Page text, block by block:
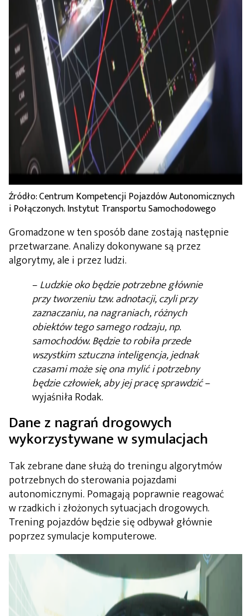
Źródło: Centrum Kompetencji Pojazdów Autonomicznych
i Połączonych. Instytut Transportu Samochodowego
Gromadzone w ten sposób dane zostają następnie
przetwarzane. Analizy dokonywane są przez
algorytmy, ale i przez ludzi.
–Ludzkie oko będzie potrzebne głównie
przy tworzeniu tzw. adnotacji, czyli przy
zaznaczaniu, na nagraniach, różnych
obiektów tego samego rodzaju, np.
samochodów. Będzie to robiła przede
wszystkim sztuczna inteligencja, jednak
czasami może się ona mylić i potrzebny
będzie człowiek, aby jej pracę sprawdzić–
wyjaśniła Rodak.
Dane z nagrań drogowych
wykorzystywane w symulacjach
Tak zebrane dane służą do treningu algorytmów
potrzebnych do sterowania pojazdami
autonomicznymi. Pomagają poprawnie reagować
w rzadkich i złożonych sytuacjach drogowych.
Trening pojazdów będzie się odbywał głównie
poprzez symulacje komputerowe.